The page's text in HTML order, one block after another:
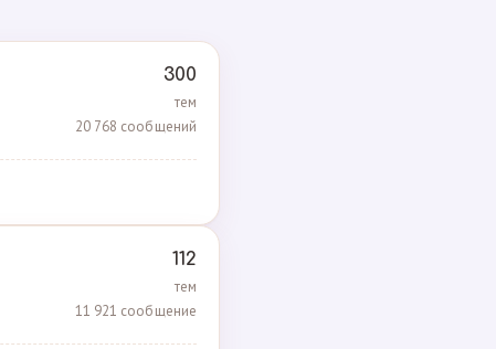
300
тем
20 768 сообщений
112
тем
11 921 сообщение